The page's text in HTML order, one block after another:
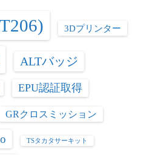
3Dプリンター
ALTバッジ
EPU認証取得
GRクロスミッション
TSタカタサーキット